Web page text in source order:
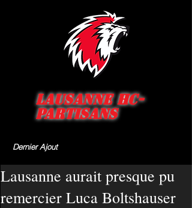
Lausanne HC-
Partisans
Dernier Ajout
Lausanne aurait presque pu
remercier Luca Boltshauser